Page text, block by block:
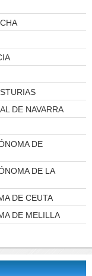
DE NAVARRA
DE
DE LA
DE CEUTA
DE MELILLA